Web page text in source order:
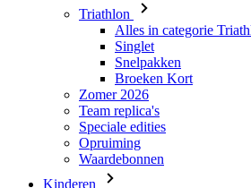
Zomer 2026
Team replica's
Speciale edities
Opruiming
Waardebonnen
Kinderen
Alles in categorie Kinderen
Fietsen
Alles in categorie Fietsen